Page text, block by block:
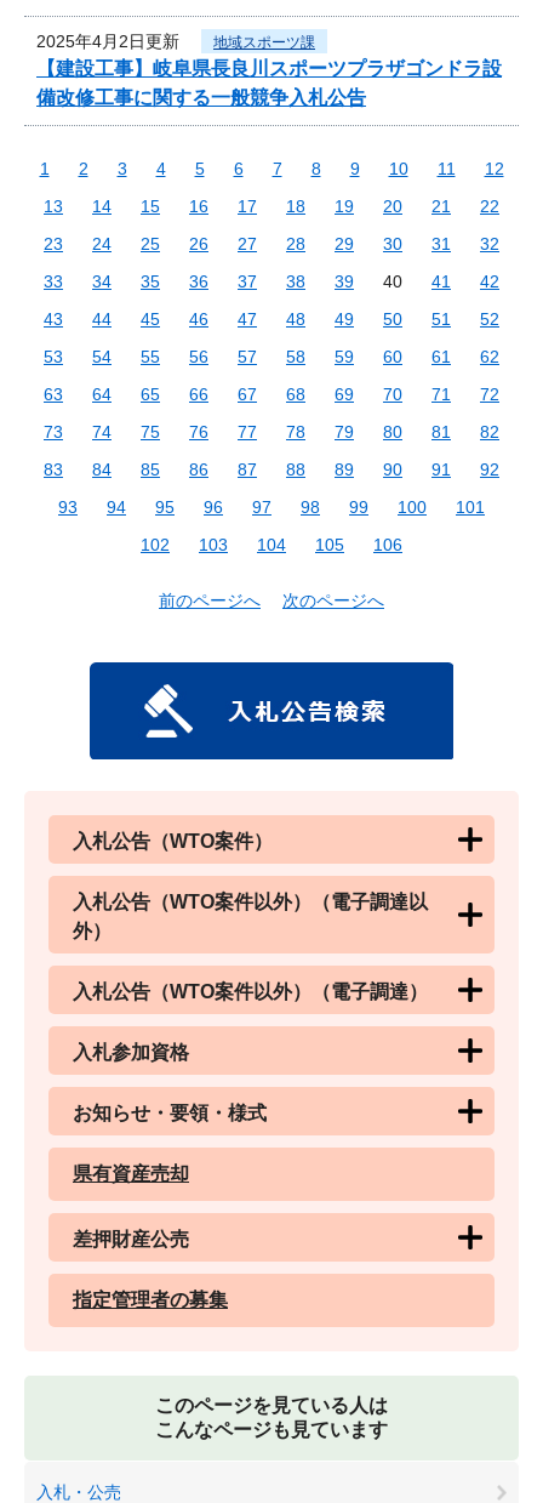
2025年4月2日更新 地域スポーツ課
【建設工事】岐阜県長良川スポーツプラザゴンドラ設
備改修工事に関する一般競争入札公告
1 2 3 4 5 6 7 8 9 10 11
12
13
14 15 16 17 18 19 20 21
22
23
24 25 26 27 28 29 30 31
32
33
34 35 36 37 38 39 40 41
42
43
44 45 46 47 48 49 50 51
52
53
54 55 56 57 58 59 60 61
62
63
64 65 66 67 68 69 70 71
72
73
74 75 76 77 78 79 80 81
82
83
84 85 86 87 88 89 90 91
92
93
94 95 96 97 98 99 100
101
102
103 104 105 106
前のページへ 次のページへ
入札公告（WTO案件）
入札公告（WTO案件以外）（電子調達以
外）
入札公告（WTO案件以外）（電子調達）
入札参加資格
お知らせ・要領・様式
県有資産売却
差押財産公売
指定管理者の募集
このページを見ている人は
こんなページも見ています
入札・公売